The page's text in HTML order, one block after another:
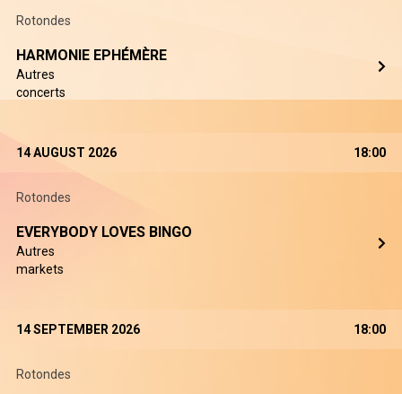
Rotondes
HARMONIE EPHÉMÈRE
Autres
concerts
14 AUGUST 2026 18:00
Rotondes
EVERYBODY LOVES BINGO
Autres
markets
14 SEPTEMBER 2026 18:00
Rotondes